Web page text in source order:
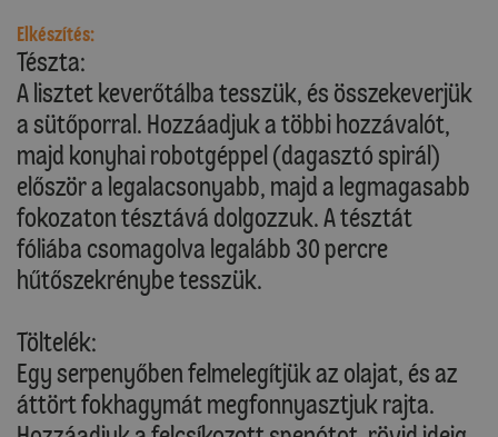
Elkészítés:
Tészta:
A lisztet keverőtálba tesszük, és összekeverjük
a sütőporral. Hozzáadjuk a többi hozzávalót,
majd konyhai robotgéppel (dagasztó spirál)
először a legalacsonyabb, majd a legmagasabb
fokozaton tésztává dolgozzuk. A tésztát
fóliába csomagolva legalább 30 percre
hűtőszekrénybe tesszük.
Töltelék:
Egy serpenyőben felmelegítjük az olajat, és az
áttört fokhagymát megfonnyasztjuk rajta.